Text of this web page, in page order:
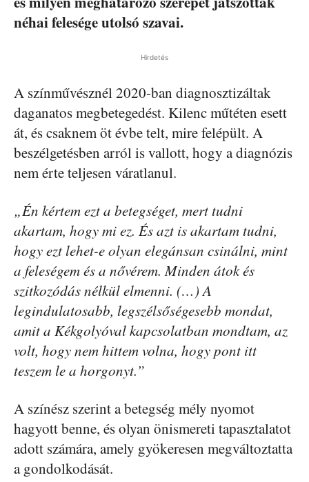
néhai felesége utolsó szavai.
Hirdetés
A színművésznél 2020-ban diagnosztizáltak
daganatos megbetegedést. Kilenc műtéten esett
át, és csaknem öt évbe telt, mire felépült. A
beszélgetésben arról is vallott, hogy a diagnózis
nem érte teljesen váratlanul.
„Én kértem ezt a betegséget, mert tudni
akartam, hogy mi ez. És azt is akartam tudni,
hogy ezt lehet-e olyan elegánsan csinálni, mint
a feleségem és a nővérem. Minden átok és
szitkozódás nélkül elmenni. (…) A
legindulatosabb, legszélsőségesebb mondat,
amit a Kékgolyóval kapcsolatban mondtam, az
volt, hogy nem hittem volna, hogy pont itt
teszem le a horgonyt.”
A színész szerint a betegség mély nyomot
hagyott benne, és olyan önismereti tapasztalatot
adott számára, amely gyökeresen megváltoztatta
a gondolkodását.